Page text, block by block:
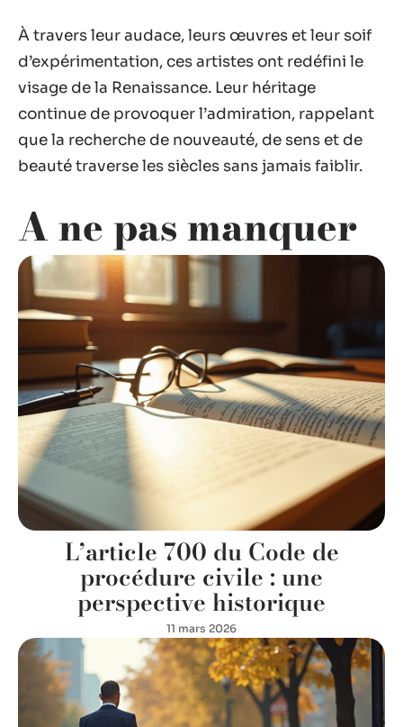
À travers leur audace, leurs œuvres et leur soif
d’expérimentation, ces artistes ont redéfini le
visage de la Renaissance. Leur héritage
continue de provoquer l’admiration, rappelant
que la recherche de nouveauté, de sens et de
beauté traverse les siècles sans jamais faiblir.
A ne pas manquer
L’article 700 du Code de
procédure civile : une
perspective historique
11 mars 2026